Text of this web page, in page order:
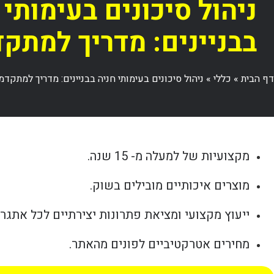
ניהול סיכונים
בבניינים: מדריך
דף הבית» כללי » ניהול סיכונים בעימותי חניה בבניינים: מדריך
מקצועיות של למעלה מ- 15 שנה.
מוצרים איכותיים מובילים בשוק.
ייעוץ מקצועי ומציאת פתרונות יצירתיים לכל
מחירים אטרקטיביים לפונים מהאתר.